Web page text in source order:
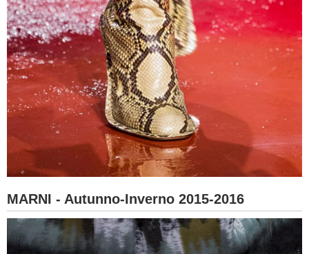
MARNI - Autunno-Inverno 2015-2016